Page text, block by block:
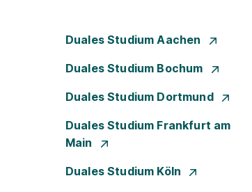
Duales Studium Aachen
Duales Studium Bochum
Duales Studium Dortmund
Duales Studium Frankfurt am
Main
Duales Studium Köln